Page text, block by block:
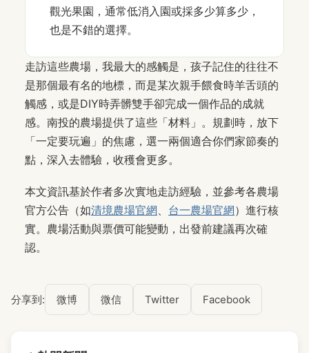
觀光果園，通常低消入園或採多少算多少，
也是不錯的選擇。
走訪這些農場，我最大的感觸是，孩子記住的往往不
是那個最有名的地標，而是某次親手餵食時羊舌頭的
觸感，或是DIY時弄髒雙手卻完成一個作品的成就
感。南投的農場提供了這些「材料」。規劃時，放下
「一定要玩遍」的焦慮，選一兩個適合你們家節奏的
點，深入去體驗，收穫會更多。
本文資訊基於作者多次實地走訪經驗，並參考各農場
官方公告（如清境農場官網、 台一農場官網）進行核
實。農場活動與票價可能變動，出發前建議再次確
認。
分享到: 微博 微信 Twitter Facebook